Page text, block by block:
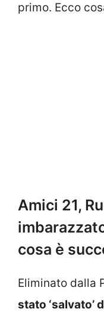
primo. Ecco
Amici 21,
cosa è
Eliminato dalla
stato ‘salvato’